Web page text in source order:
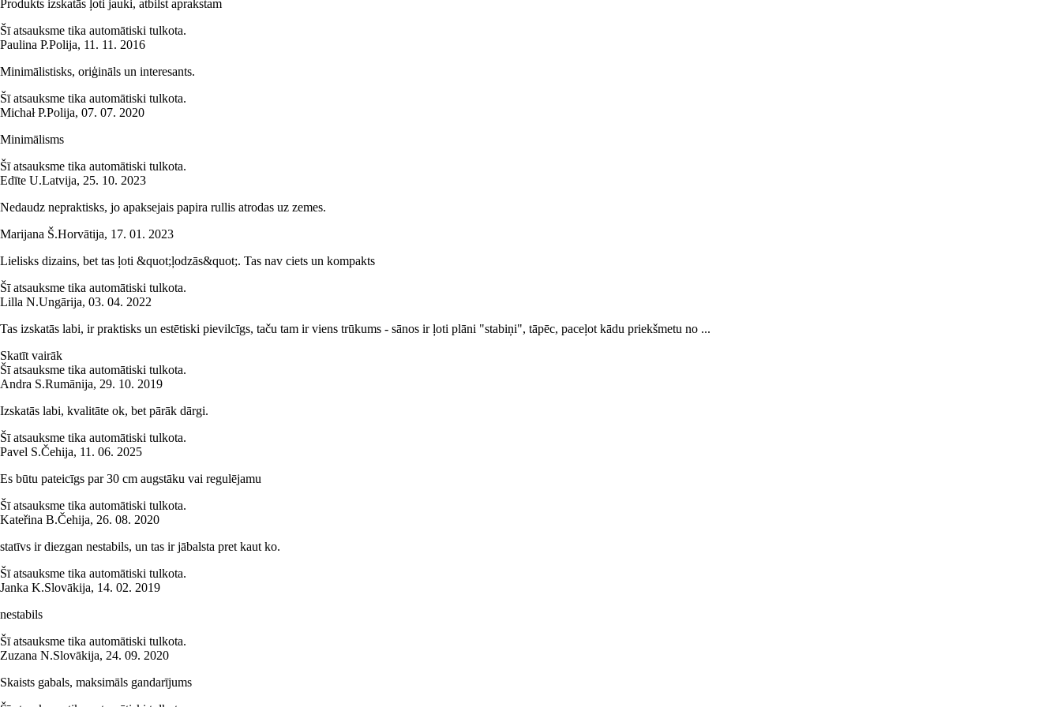
Produkts izskatās ļoti jauki, atbilst aprakstam
Šī atsauksme tika automātiski tulkota.
Paulina P.Polija, 11. 11. 2016
Minimālistisks, oriģināls un interesants.
Šī atsauksme tika automātiski tulkota.
Michał P.Polija, 07. 07. 2020
Minimālisms
Šī atsauksme tika automātiski tulkota.
Edīte U.Latvija, 25. 10. 2023
Nedaudz nepraktisks, jo apaksejais papira rullis atrodas uz zemes.
Marijana Š.Horvātija, 17. 01. 2023
Lielisks dizains, bet tas ļoti &quot;ļodzās&quot;. Tas nav ciets un kompakts
Šī atsauksme tika automātiski tulkota.
Lilla N.Ungārija, 03. 04. 2022
Tas izskatās labi, ir praktisks un estētiski pievilcīgs, taču tam ir viens trūkums - sānos ir ļoti plāni "stabiņi", tāpēc, paceļot kādu priekšmetu no ...
Skatīt vairāk
Šī atsauksme tika automātiski tulkota.
Andra S.Rumānija, 29. 10. 2019
Izskatās labi, kvalitāte ok, bet pārāk dārgi.
Šī atsauksme tika automātiski tulkota.
Pavel S.Čehija, 11. 06. 2025
Es būtu pateicīgs par 30 cm augstāku vai regulējamu
Šī atsauksme tika automātiski tulkota.
Kateřina B.Čehija, 26. 08. 2020
statīvs ir diezgan nestabils, un tas ir jābalsta pret kaut ko.
Šī atsauksme tika automātiski tulkota.
Janka K.Slovākija, 14. 02. 2019
nestabils
Šī atsauksme tika automātiski tulkota.
Zuzana N.Slovākija, 24. 09. 2020
Skaists gabals, maksimāls gandarījums